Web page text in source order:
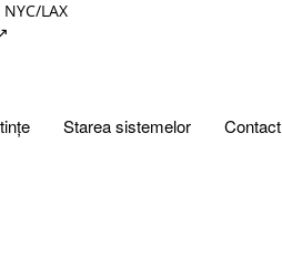
NYC/LAX
Starea sistemelor Contact